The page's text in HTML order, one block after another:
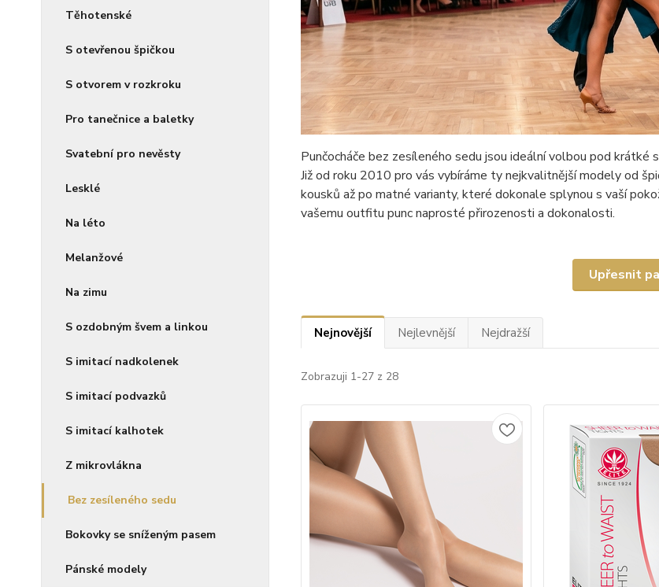
Těhotenské
S otevřenou špičkou
S otvorem v rozkroku
Pro tanečnice a baletky
Svatební pro nevěsty
Lesklé
Na léto
Melanžové
Na zimu
S ozdobným švem a linkou
S imitací nadkolenek
S imitací podvazků
S imitací kalhotek
Z mikrovlákna
Bez zesíleného sedu
Bokovky se sníženým pasem
Pánské modely
Punčocháče bez zesíleného sedu jsou ideální volbou pod
Již od roku 2010 pro vás vybíráme ty nejkvalitnější modely od
kousků až po matné varianty, které dokonale splynou s vaší
vašemu outfitu punc naprosté přirozenosti a dokonalosti.
Upřesnit
Nejnovější Nejlevnější Nejdražší
Zobrazuji 1-27 z 28